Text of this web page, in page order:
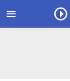
menu